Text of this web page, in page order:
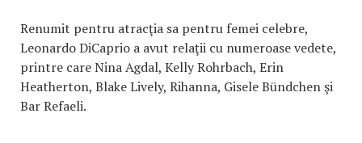
Renumit pentru atracţia sa pentru femei celebre,
Leonardo DiCaprio a avut relaţii cu numeroase vedete,
printre care Nina Agdal, Kelly Rohrbach, Erin
Heatherton, Blake Lively, Rihanna, Gisele Bündchen şi
Bar Refaeli.